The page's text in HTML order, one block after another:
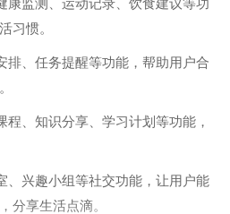
康监测、运动记录、饮食建议等功
习惯。
排、任务提醒等功能，帮助用户合
程、知识分享、学习计划等功能，
、兴趣小组等社交功能，让用户能
分享生活点滴。